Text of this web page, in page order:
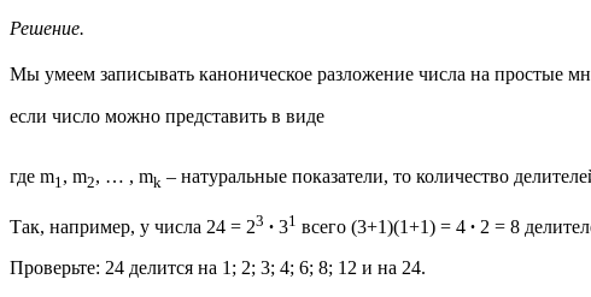
Решение.
Мы умеем записывать каноническое разложение числа на простые
если число можно представить в виде
где m1 , m2, … , mk – натуральные показатели, то количество
Так, например, у числа 24 = 23 ∙ 31 всего (3+1)(1+1) = 4 ∙ 2 = 8
Проверьте: 24 делится на 1; 2; 3; 4; 6; 8; 12 и на 24.